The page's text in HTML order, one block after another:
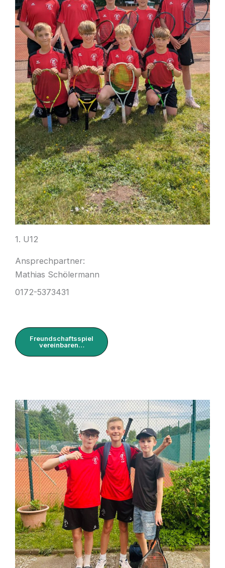
1. U12
Ansprechpartner:
Mathias Schölermann
0172-5373431
Freundschaftsspiel
vereinbaren…